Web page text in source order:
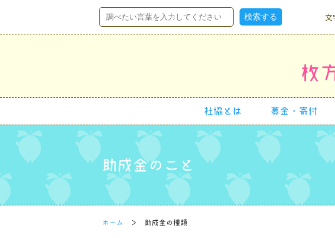
文
枚
社協とは 募金・寄付
助成金のこと
ホーム 助成金の種類